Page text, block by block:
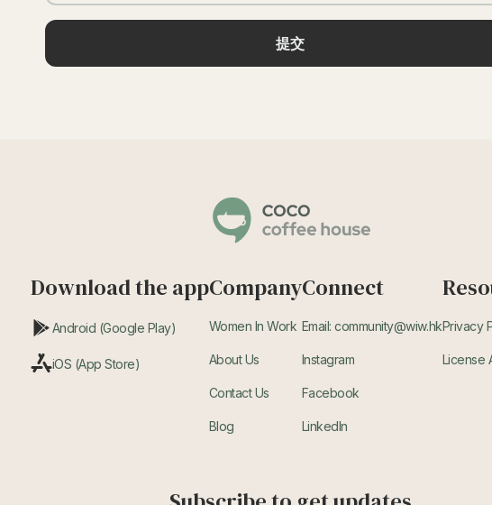
Download the app
Android (Google Play)
iOS (App Store)
Company
Women In Work
About Us
Contact Us
Blog
Connect
Email: community@wiw.hk
Instagram
Facebook
LinkedIn
Privacy
License